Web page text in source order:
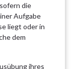
die
Aufgabe
liegt oder in
dem
ihres